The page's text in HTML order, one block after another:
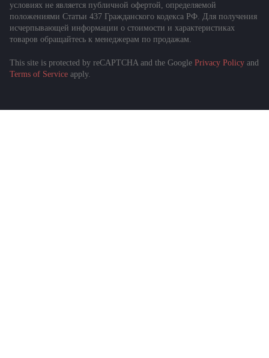
условиях не является публичной офертой, определяемой
положениями Статьи 437 Гражданского кодекса РФ. Для получения
исчерпывающей информации о стоимости и характеристиках
товаров обращайтесь к менеджерам по продажам.
This site is protected by reCAPTCHA and the Google Privacy Policy and
Terms of Service apply.
Подобрать спецтехнику
за 1 минуту